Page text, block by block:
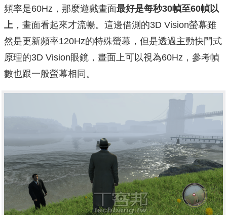
頻率是60Hz，那麼遊戲畫面最好是每秒30幀至60幀以
上 ，畫面看起來才流暢。這邊借測的3D Vision螢幕雖
然是更新頻率120Hz的特殊螢幕，但是透過主動快門式
原理的3D Vision眼鏡，畫面上可以視為60Hz，參考幀
數也跟一般螢幕相同。